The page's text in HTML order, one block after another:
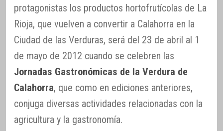
protagonistas los productos hortofrutícolas de La
Rioja, que vuelven a convertir a Calahorra en la
Ciudad de las Verduras, será del 23 de abril al 1
de mayo de 2012 cuando se celebren las
Jornadas Gastronómicas de la Verdura de
Calahorra, que como en ediciones anteriores,
conjuga diversas actividades relacionadas con la
agricultura y la gastronomía.